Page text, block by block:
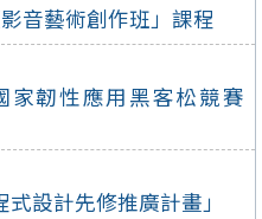
音藝術創作班」課程
家韌性應用黑客松競賽
設計先修推廣計畫」